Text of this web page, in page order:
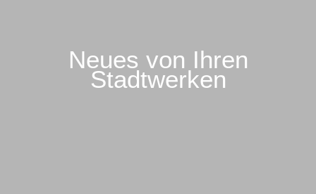
Neues von Ihren
Stadtwerken